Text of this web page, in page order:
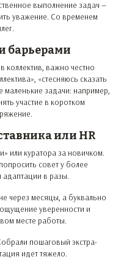
выполнение задач —
уважение. Со временем
барьерами
коллектив, важно честно
«стесняюсь сказать
маленькие задачи: например,
участие в коротком
или HR
или куратора за новичком.
совет у более
адаптации в разы.
через месяцы, а буквально
уверенности и
месте работы.
пошаговый экстра-
идет тяжело.